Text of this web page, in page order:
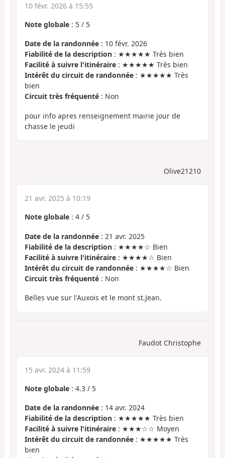
10 févr. 2026 à 15:55
Note globale : 5 / 5
Date de la randonnée : 10 févr. 2026
Fiabilité de la description : ★★★★★ Très bien
Facilité à suivre l'itinéraire : ★★★★★ Très bien
Intérêt du circuit de randonnée : ★★★★★ Très
bien
Circuit très fréquenté : Non
pour info apres renseignement mairie jour de
chasse le jeudi
Olive21210
21 avr. 2025 à 10:19
Note globale : 4 / 5
Date de la randonnée : 21 avr. 2025
Fiabilité de la description : ★★★★☆ Bien
Facilité à suivre l'itinéraire : ★★★★☆ Bien
Intérêt du circuit de randonnée : ★★★★☆ Bien
Circuit très fréquenté : Non
Belles vue sur l'Auxois et le mont st.Jean.
Faudot Christophe
15 avr. 2024 à 11:59
Note globale : 4.3 / 5
Date de la randonnée : 14 avr. 2024
Fiabilité de la description : ★★★★★ Très bien
Facilité à suivre l'itinéraire : ★★★☆☆ Moyen
Intérêt du circuit de randonnée : ★★★★★ Très
bien